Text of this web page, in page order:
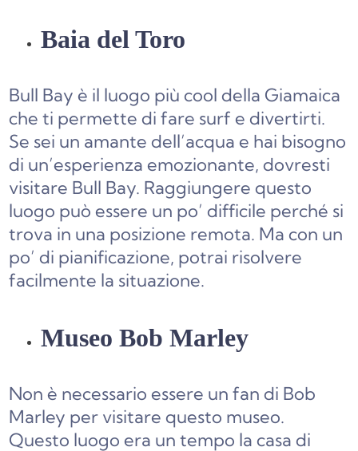
Baia del Toro
Bull Bay è il luogo più cool della Giamaica
che ti permette di fare surf e divertirti.
Se sei un amante dell’acqua e hai bisogno
di un’esperienza emozionante, dovresti
visitare Bull Bay. Raggiungere questo
luogo può essere un po’ difficile perché si
trova in una posizione remota. Ma con un
po’ di pianificazione, potrai risolvere
facilmente la situazione.
Museo Bob Marley
Non è necessario essere un fan di Bob
Marley per visitare questo museo.
Questo luogo era un tempo la casa di